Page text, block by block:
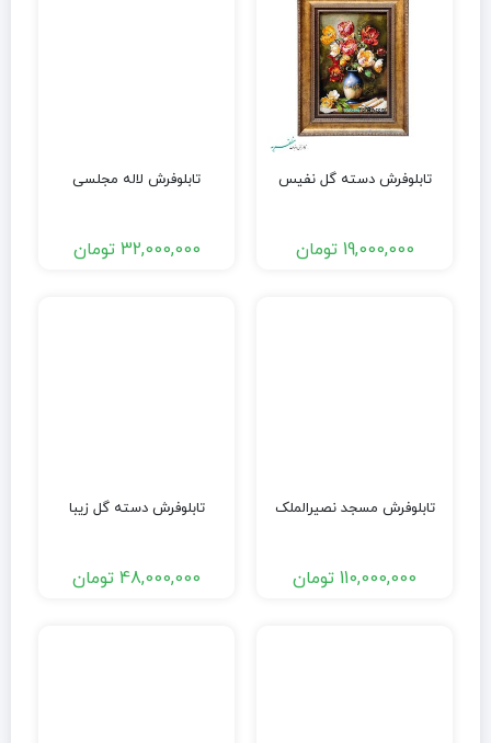
تابلوفرش دسته گل نفیس
19,000,000 تومان
تابلوفرش لاله مجلسی
32,000,000 تومان
تابلوفرش مسجد نصیرالملک
110,000,000 تومان
تابلوفرش دسته گل زیبا
48,000,000 تومان